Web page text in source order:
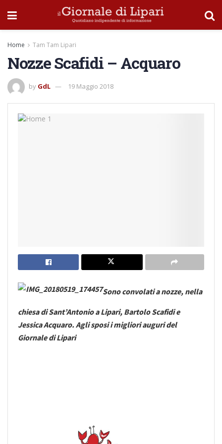
Home Tam Tam Lipari
Nozze Scafidi – Acquaro
by GdL 19 Maggio 2018
Sono convolati a nozze, nella
chiesa di Sant’Antonio a Lipari, Bartolo Scafidi e
Jessica Acquaro. Agli sposi i migliori auguri del
Giornale di Lipari